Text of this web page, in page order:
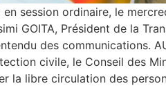
en session ordinaire, le
GOITA, Président de la
des communications. AU
civile, le Conseil des
la libre circulation des